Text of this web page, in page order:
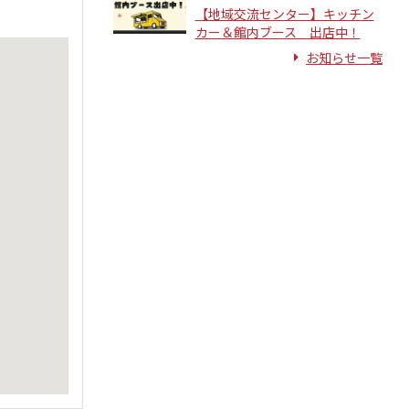
【地域交流センター】キッチン
カー＆館内ブース 出店中！
お知らせ一覧